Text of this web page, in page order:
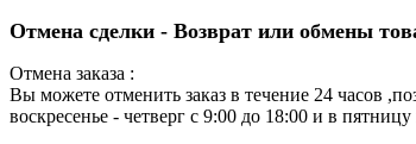
Отмена сделки - Возврат или обмены
Отмена заказа :
Вы можете отменить заказ в течение 24 часов
воскресенье - четверг с 9:00 до 18:00 и в